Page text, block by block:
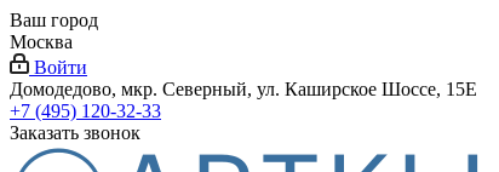
Ваш город
Москва
Войти
Домодедово, мкр. Северный, ул. Каширское Шоссе, 15Е
+7 (495) 120-32-33
Заказать звонок